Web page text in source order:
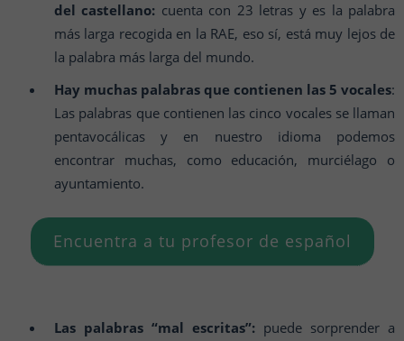
del castellano: cuenta con 23 letras y es la palabra
más larga recogida en la RAE, eso sí, está muy lejos de
la palabra más larga del mundo.
Hay muchas palabras que contienen las 5 vocales:
Las palabras que contienen las cinco vocales se llaman
pentavocálicas y en nuestro idioma podemos
encontrar muchas, como educación, murciélago o
ayuntamiento.
Encuentra a tu profesor de español
Las palabras “mal escritas”: puede sorprender a